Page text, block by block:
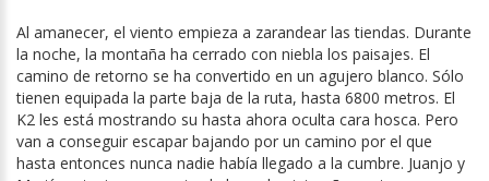
Al amanecer, el viento empieza a zarandear las tiendas. Durante
la noche, la montaña ha cerrado con niebla los paisajes. El
camino de retorno se ha convertido en un agujero blanco. Sólo
tienen equipada la parte baja de la ruta, hasta 6800 metros. El
K2 les está mostrando su hasta ahora oculta cara hosca. Pero
van a conseguir escapar bajando por un camino por el que
hasta entonces nunca nadie había llegado a la cumbre. Juanjo y